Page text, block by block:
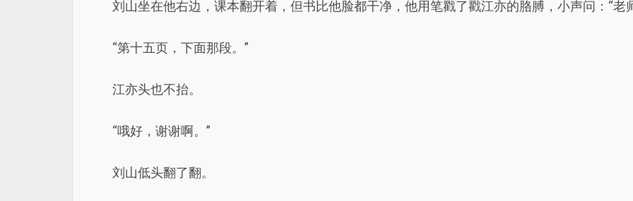
刘山坐在他右边，课本翻开着，但书比他脸都干净，他用笔戳了戳江亦的胳膊，小声问：“老
“第十五页，下面那段。”
江亦头也不抬。
“哦好，谢谢啊。”
刘山低头翻了翻。